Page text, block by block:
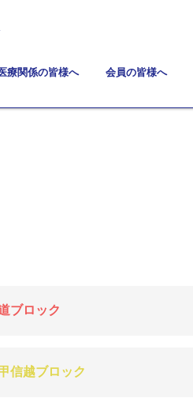
療関係の皆様へ 会員の皆様へ
ブロック
信越ブロック